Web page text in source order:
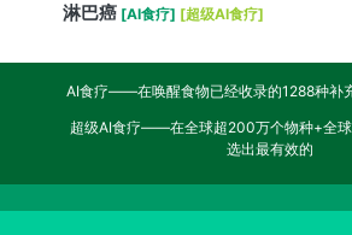
淋巴癌 [AI食疗] [超级AI食疗]
AI食疗——在唤醒食物已经收录的1288种补
超级AI食疗——在全球超200万个物种+全
选出最有效的